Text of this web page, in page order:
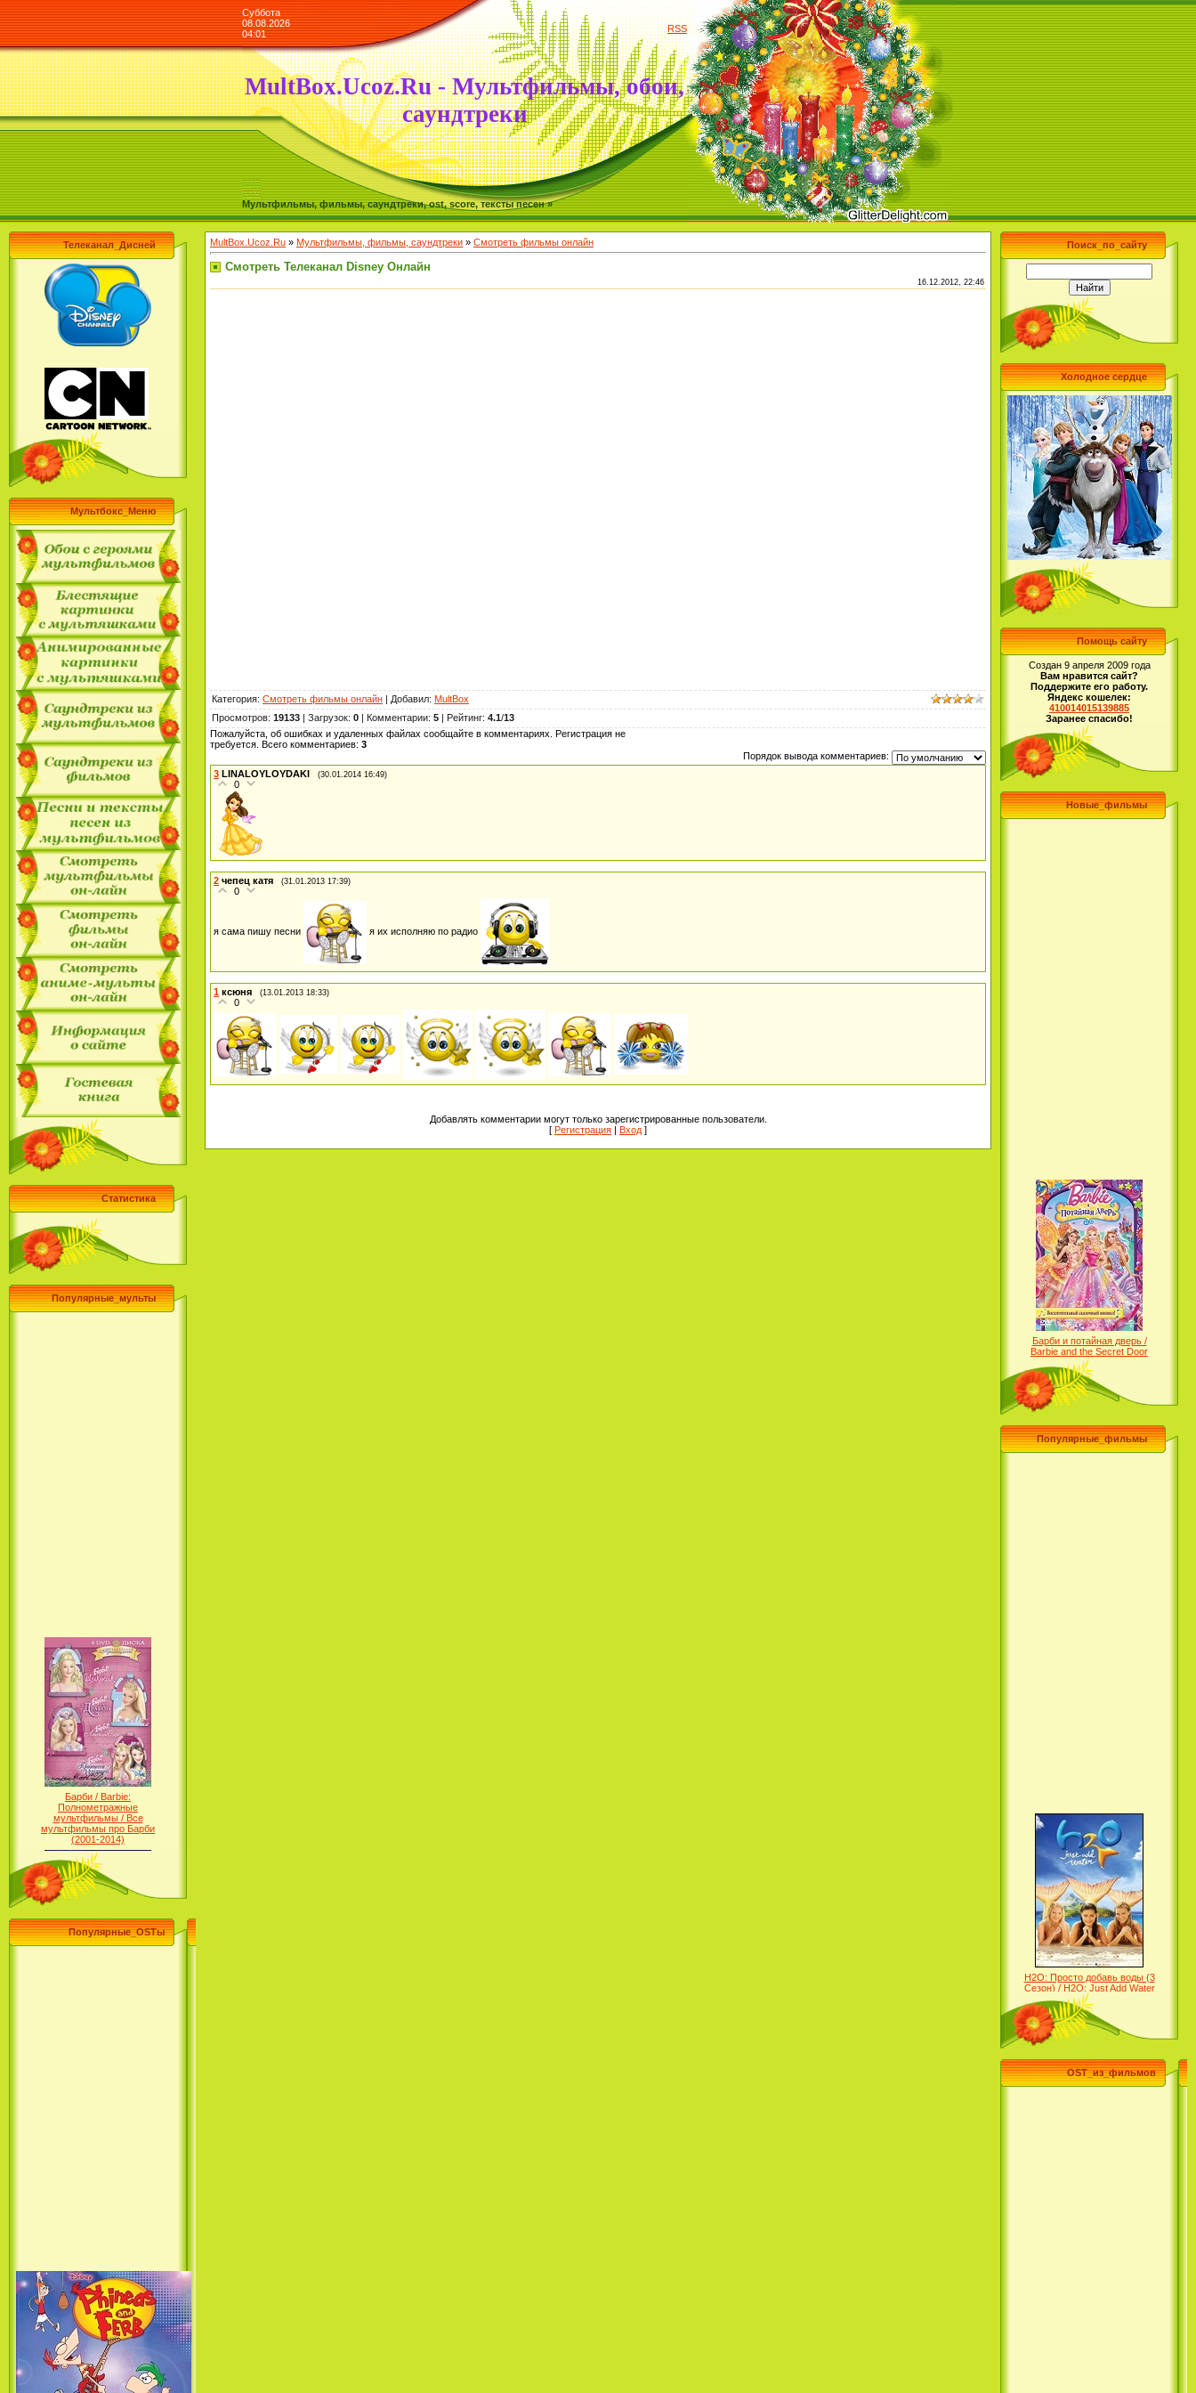
Суббота
08.08.2026
04:01
RSS
MultBox.Ucoz.Ru - Мультфильмы, обои,
саундтреки
Мультфильмы, фильмы, саундтреки, ost, score, тексты песен »
Телеканал_Дисней
Мультбокс_Меню
Статистика
Популярные_мульты
Барби / Barbie:
Полнометражные
мультфильмы / Все
мультфильмы про Барби
(2001-2014)
Фархат: Принц Персии /
Farhat: The Prince of the
Desert (сериал) (2004)
Популярные_OSTы
MultBox.Ucoz.Ru » Мультфильмы, фильмы, саундтреки » Смотреть фильмы онлайн
Смотреть Телеканал Disney Онлайн
16.12.2012, 22:46
Категория: Смотреть фильмы онлайн | Добавил: MultBox
Просмотров: 19133 | Загрузок: 0 | Комментарии: 5 | Рейтинг: 4.1/13
Пожалуйста, об ошибках и удаленных файлах сообщайте в комментариях. Регистрация не
требуется. Всего комментариев: 3
Порядок вывода комментариев:
3 LINALOYLOYDAKI (30.01.2014 16:49)
0
2 чепец катя (31.01.2013 17:39)
0
я сама пишу песни я их исполняю по радио
1 ксюня (13.01.2013 18:33)
0
Добавлять комментарии могут только зарегистрированные пользователи.
[ Регистрация | Вход ]
Поиск_по_сайту
Холодное сердце
Помощь сайту
Создан 9 апреля 2009 года
Вам нравится сайт?
Поддержите его работу.
Яндекс кошелек:
410014015139885
Заранее спасибо!
Новые_фильмы
Барби и потайная дверь /
Barbie and the Secret Door
(2014)
Семейка Крудс / The Croods
(2013)
Эпик / Epic (2013)
Популярные_фильмы
H2O: Просто добавь воды (3
Сезон) / H2O: Just Add Water
(3 Season) (сериал)
Смотреть Телеканал Disney
OST_из_фильмов